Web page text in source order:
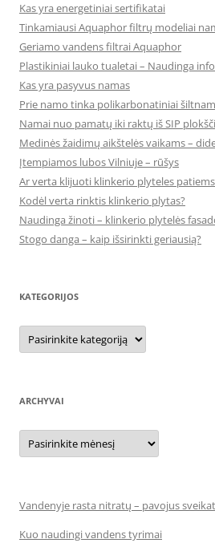
Kas yra energetiniai sertifikatai
Tinkamiausi Aquaphor filtrų modeliai
Geriamo vandens filtrai Aquaphor
Plastikiniai lauko tualetai – Naudinga
Kas yra pasyvus namas
Prie namo tinka polikarbonatiniai
Namai nuo pamatų iki raktų iš SIP
Medinės žaidimų aikštelės vaikams –
Įtempiamos lubos Vilniuje – rūšys
Ar verta klijuoti klinkerio plyteles
Kodėl verta rinktis klinkerio plytas?
Naudinga žinoti – klinkerio plytelės
Stogo danga – kaip išsirinkti geriausią?
KATEGORIJOS
Kategorijos
ARCHYVAI
Archyvai
Vandenyje rasta nitratų – pavojus
Kuo naudingi vandens tyrimai